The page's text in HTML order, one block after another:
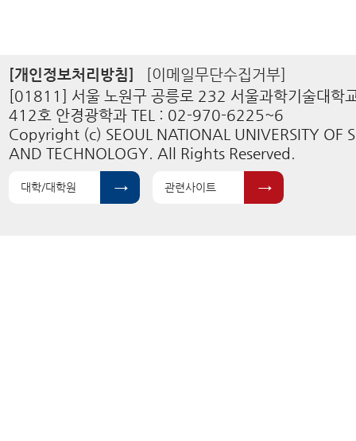
[개인정보처리방침]
[이메일무단수집거부]
[01811] 서울 노원구 공릉로 232 서울과학기술대학
412호 안경광학과 TEL : 02-970-6225~6
Copyright (c) SEOUL NATIONAL UNIVERSITY OF
AND TECHNOLOGY. All Rights Reserved.
대학/대학원 관련사이트